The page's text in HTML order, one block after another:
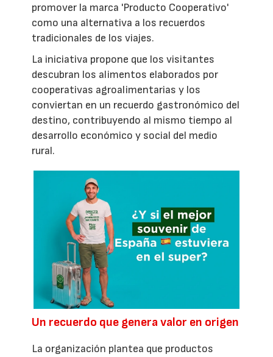
promover la marca 'Producto Cooperativo'
como una alternativa a los recuerdos
tradicionales de los viajes.
La iniciativa propone que los visitantes
descubran los alimentos elaborados por
cooperativas agroalimentarias y los
conviertan en un recuerdo gastronómico del
destino, contribuyendo al mismo tiempo al
desarrollo económico y social del medio
rural.
Un recuerdo que genera valor en origen
La organización plantea que productos